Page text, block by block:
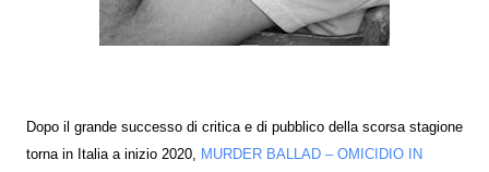
Dopo il grande successo di critica e di pubblico della scorsa stagione
torna in Italia a inizio 2020,
MURDER BALLAD – OMICIDIO IN